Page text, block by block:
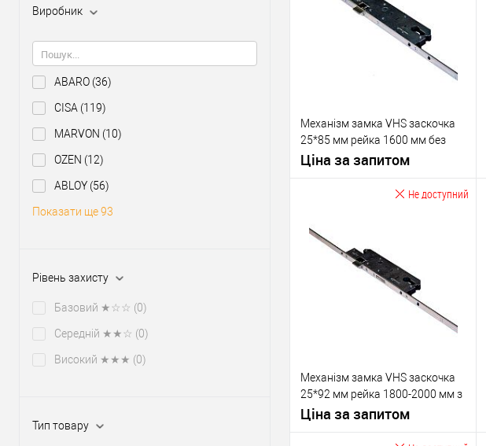
Виробник
ABARO (36)
CISA (119)
MARVON (10)
OZEN (12)
ABLOY (56)
Показати ще 93
Рівень захисту
Базовий ★☆☆ (0)
Середній ★★☆ (0)
Високий ★★★ (0)
Тип товару
Механізм замка VHS заскочка
25*85 мм рейка 1600 мм без
ригеля
Ціна за запитом
У обране
Врізний замок
Матеріал дверей
для
алюмінієвих
дверей
Країна виробник
Міжосьова
Не доступний
Механізм замка VHS заскочка
25*92 мм рейка 1800-2000 мм з
ригелем
Ціна за запитом